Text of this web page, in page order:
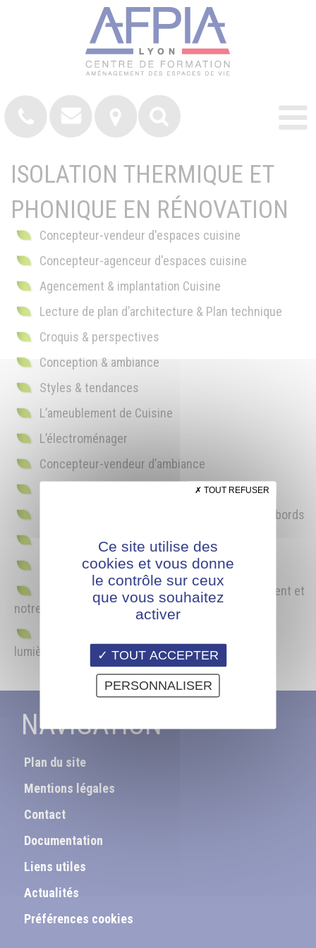
ISOLATION THERMIQUE ET
PHONIQUE EN RÉNOVATION
Concepteur-vendeur d'espaces cuisine
Concepteur-agenceur d'espaces cuisine
Agencement & implantation Cuisine
Lecture de plan d’architecture & Plan technique
Croquis & perspectives
Conception & ambiance
Styles & tendances
L’ameublement de Cuisine
L’électroménager
Concepteur-vendeur d’ambiance
Scénographie de l’espace de vente
Confort et bien-être en éclairage intérieur et abords
Isolation thermique et phonique en rénovation
L’aménagement des espaces de vie
L’influence de la couleur sur notre comportement et
notre bien-être
lumière / matière dans nos lieux de vie
NAVIGATION
Plan du site
Mentions légales
Contact
Documentation
Liens utiles
Actualités
Préférences cookies
Ce site utilise des
cookies et vous donne
le contrôle sur ceux
que vous souhaitez
activer
TOUT ACCEPTER
TOUT REFUSER
PERSONNALISER